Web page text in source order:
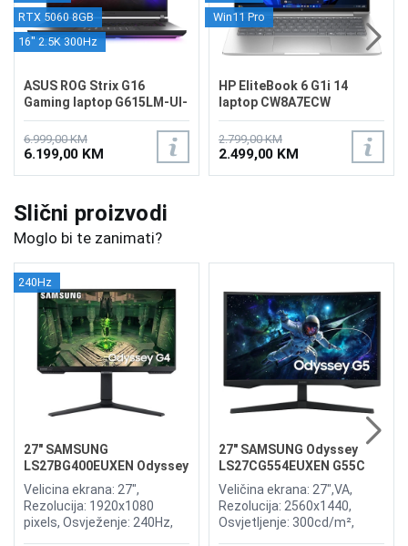
RTX 5060 8GB
16" 2.5K 300Hz
ASUS ROG Strix G16
Gaming laptop G615LM-UI-
TS275
6.999,00 KM
6.199,00 KM
Win11 Pro
HP EliteBook 6 G1i 14
laptop CW8A7ECW
2.799,00 KM
2.499,00 KM
Slični proizvodi
Moglo bi te zanimati?
240Hz
27" SAMSUNG
LS27BG400EUXEN Odyssey
G4 240Hz Display
Velicina ekrana: 27",
Rezolucija: 1920x1080
pixels, Osvježenje: 240Hz,
27" SAMSUNG Odyssey
LS27CG554EUXEN G55C
165Hz Curved Display
Veličina ekrana: 27",VA,
Rezolucija: 2560x1440,
Osvjetljenje: 300cd/m²,